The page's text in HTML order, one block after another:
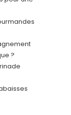
?